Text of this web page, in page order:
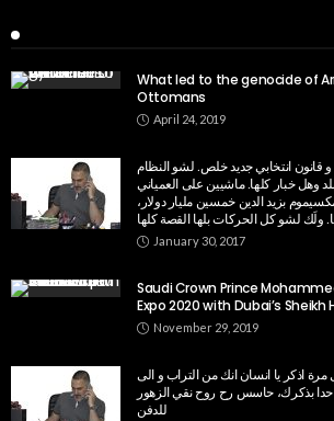
What led to the genocide of
Ottomans
April 24, 2019
و قانون انتخابي جديد خلص. لشو النظام
وهل خبار كلها. ماشيين على العمياني
بزيد الدين خمسين مليار دولار،
لشو كل الحركات بلها القصة كلها
January 30, 2017
Saudi Crown Prince
Expo 2020 with Dubai’s Sheikh
November 29, 2019
اذكر يا انسان انك من التراب و الى
حدا بذكرك، حاسس رح روح نقي الزهور
للدفن